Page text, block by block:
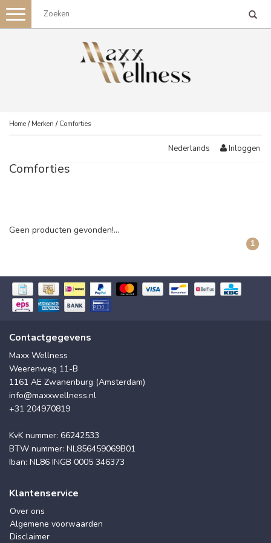
Toggle
navigation
Home / Merken / Comforties
Nederlands Inloggen
Comforties
Geen producten gevonden!...
1
Contactgegevens
Maxx Wellness
Weerenweg 11-B
1161 AE Zwanenburg (Amsterdam)
info@maxxwellness.nl
+31 204970819
KvK nummer: 66242533
BTW nummer: NL856459069B01
Iban: NL86 INGB 0005 346373
Klantenservice
Over ons
Algemene voorwaarden
Disclaimer